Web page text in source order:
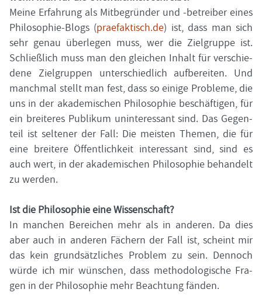
Meine Er­fah­rung als Mit­be­grün­der und -​betreiber eines
Philosophie-​Blogs (prae­fak­tisch.de) ist, dass man sich
sehr genau über­le­gen muss, wer die Ziel­grup­pe ist.
Schließ­lich muss man den glei­chen In­halt für ver­schie­
de­ne Ziel­grup­pen un­ter­schied­lich auf­be­rei­ten. Und
manch­mal stellt man fest, dass so ei­ni­ge Pro­ble­me, die
uns in der aka­de­mi­schen Phi­lo­so­phie be­schäf­ti­gen, für
ein brei­te­res Pu­bli­kum un­in­ter­es­sant sind. Das Ge­gen­
teil ist sel­te­ner der Fall: Die meis­ten The­men, die für
eine brei­te­re Öf­fent­lich­keit in­ter­es­sant sind, sind es
auch wert, in der aka­de­mi­schen Phi­lo­so­phie be­han­delt
zu wer­den.
Ist die Phi­lo­so­phie eine Wis­sen­schaft?
In man­chen Be­rei­chen mehr als in an­de­ren. Da dies
aber auch in an­de­ren Fä­chern der Fall ist, scheint mir
das kein grund­sätz­li­ches Pro­blem zu sein. Den­noch
würde ich mir wün­schen, dass me­tho­do­lo­gi­sche Fra­
gen in der Phi­lo­so­phie mehr Be­ach­tung fän­den.